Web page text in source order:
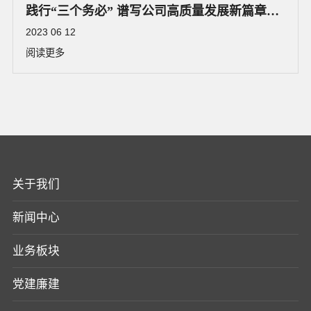
践行“三个务必” 谱写公司高质量发展新篇章
——基金公司党委书记赵春雷同志讲授主题教
2023 06 12
阅读更多
关于我们
新闻中心
业务板块
党建廉建